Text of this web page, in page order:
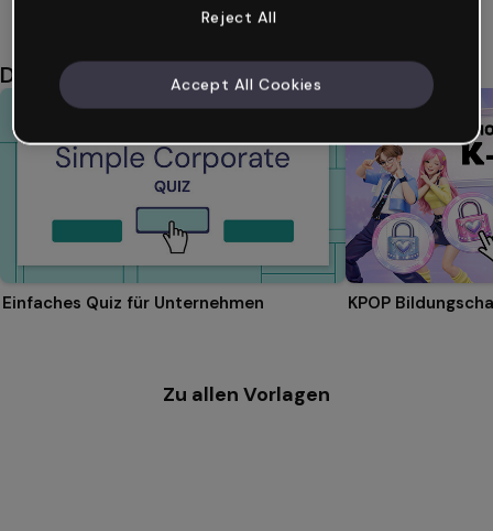
Das könnte dir auch gefallen
Einfaches Quiz für Unternehmen KPOP
Zu allen Vorlagen
Reject All
Accept All Cookies